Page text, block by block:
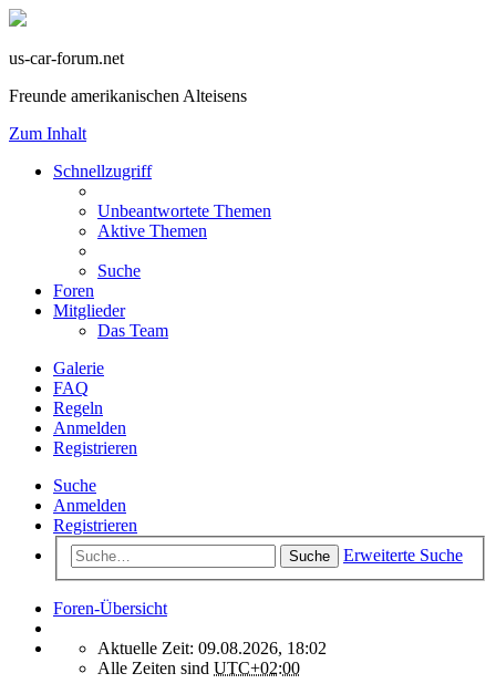
us-car-forum.net
Freunde amerikanischen Alteisens
Zum Inhalt
Schnellzugriff
Unbeantwortete Themen
Aktive Themen
Suche
Foren
Mitglieder
Das Team
Galerie
FAQ
Regeln
Anmelden
Registrieren
Suche
Anmelden
Registrieren
Suche Erweiterte Suche
Foren-Übersicht
Aktuelle Zeit: 09.08.2026, 18:02
Alle Zeiten sind UTC+02:00